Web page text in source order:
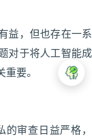
益，但也存在一系
对于将人工智能成
要。
审查日益严格，